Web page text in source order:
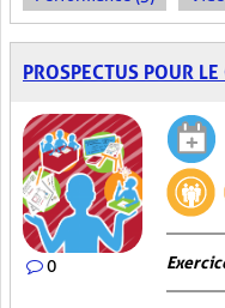
PROSPECTUS POUR
0